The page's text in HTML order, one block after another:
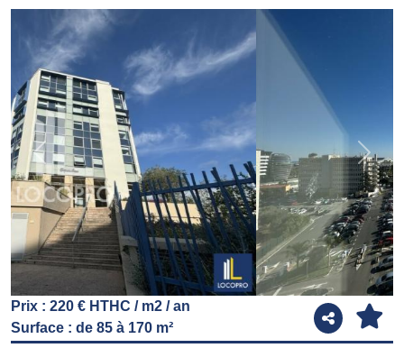
Previous Next
Prix : 220 € HTHC / m2 / an
Surface : de 85 à 170 m²